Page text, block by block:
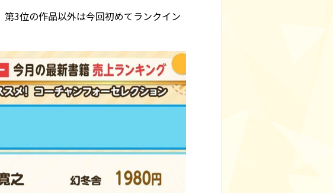
3位の作品以外は今回初めてランクイン